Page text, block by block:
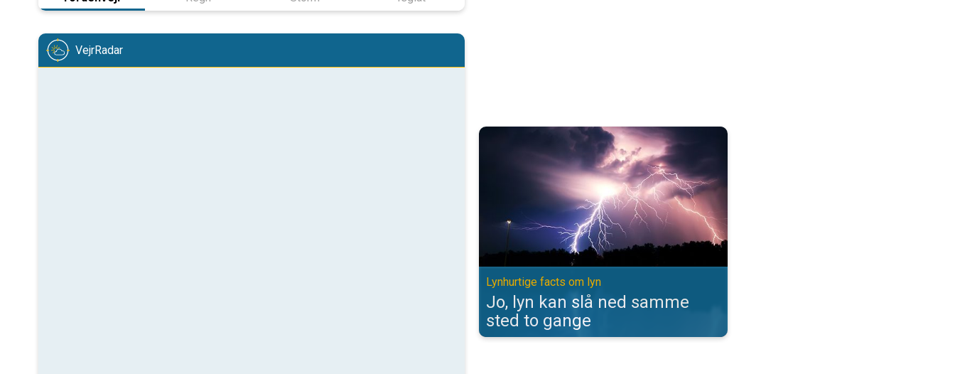
VejrRadar
Jo, lyn kan slå ned samme sted to gange. Lynhurtige facts om lyn. . .
Lynhurtige facts om lyn
Jo, lyn kan slå ned samme
sted to gange